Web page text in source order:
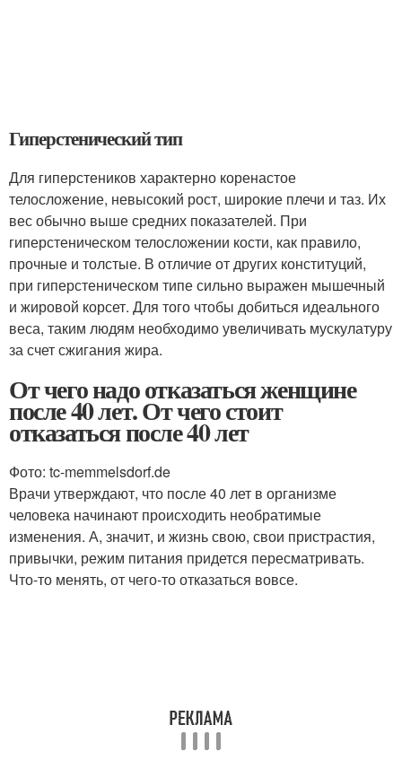
Гиперстенический тип
Для гиперстеников характерно коренастое
телосложение, невысокий рост, широкие плечи и таз. Их
вес обычно выше средних показателей. При
гиперстеническом телосложении кости, как правило,
прочные и толстые. В отличие от других конституций,
при гиперстеническом типе сильно выражен мышечный
и жировой корсет. Для того чтобы добиться идеального
веса, таким людям необходимо увеличивать мускулатуру
за счет сжигания жира.
От чего надо отказаться женщине
после 40 лет. От чего стоит
отказаться после 40 лет
Фото: tc-memmelsdorf.de
Врачи утверждают, что после 40 лет в организме
человека начинают происходить необратимые
изменения. А, значит, и жизнь свою, свои пристрастия,
привычки, режим питания придется пересматривать.
Что-то менять, от чего-то отказаться вовсе.